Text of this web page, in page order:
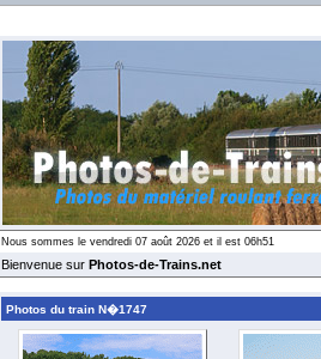
Nous sommes le vendredi 07 août 2026 et il est 06h51
Bienvenue sur Photos-de-Trains.net
Photos du train N�1747